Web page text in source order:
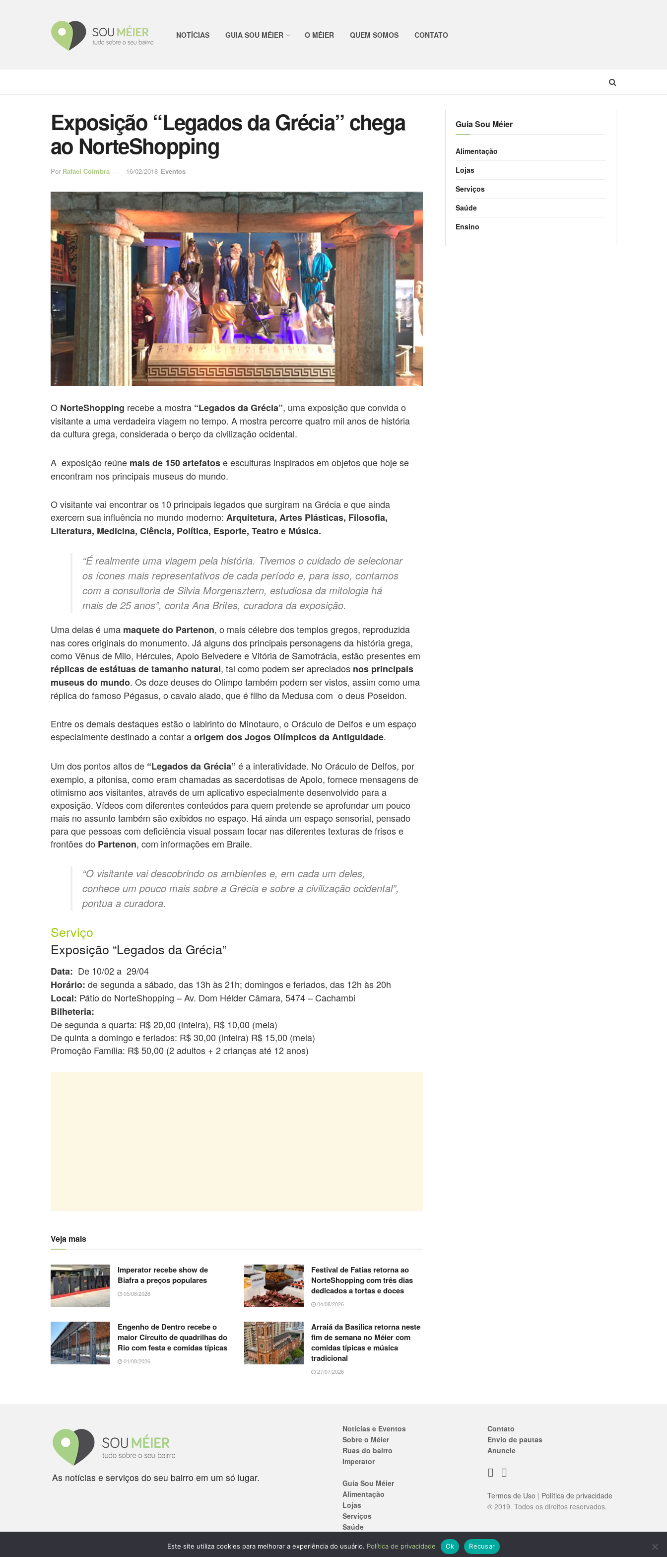
NOTÍCIAS GUIA SOU MÉIER O MÉIER QUEM SOMOS CONTATO
Exposição “Legados da Grécia” chega
ao NorteShopping
Por Rafael Coimbra 16/02/2018 Eventos
O NorteShopping recebe a mostra “Legados da Grécia”, uma exposição que convida o
visitante a uma verdadeira viagem no tempo. A mostra percorre quatro mil anos de história
da cultura grega, considerada o berço da civilização ocidental.
A exposição reúne mais de 150 artefatose esculturas inspirados em objetos que hoje se
encontram nos principais museus do mundo.
O visitante vai encontrar os 10 principais legados que surgiram na Grécia e que ainda
exercem sua influência no mundo moderno: Arquitetura, Artes Plásticas, Filosofia,
Literatura, Medicina, Ciência, Política, Esporte, Teatro e Música.
“É realmente uma viagem pela história. Tivemos o cuidado de selecionar
os ícones mais representativos de cada período e, para isso, contamos
com a consultoria de Silvia Morgensztern, estudiosa da mitologia há
mais de 25 anos”, conta Ana Brites, curadora da exposição.
Uma delas é uma maquete do Partenon, o mais célebre dos templos gregos, reproduzida
nas cores originais do monumento. Já alguns dos principais personagens da história grega,
como Vênus de Milo, Hércules, Apolo Belvedere e Vitória de Samotrácia, estão presentes em
réplicas de estátuas de tamanho natural, tal como podem ser apreciados nos principais
museus do mundo. Os doze deuses do Olimpo também podem ser vistos, assim como uma
réplica do famoso Pégasus, o cavalo alado, que é filho da Medusa com o deus Poseidon.
Entre os demais destaques estão o labirinto do Minotauro, o Oráculo de Delfos e um espaço
especialmente destinado a contar aorigem dos Jogos Olímpicos da Antiguidade.
Um dos pontos altos de “Legados da Grécia” é a interatividade. No Oráculo de Delfos, por
exemplo, a pitonisa, como eram chamadas as sacerdotisas de Apolo, fornece mensagens de
otimismo aos visitantes, através de um aplicativo especialmente desenvolvido para a
exposição. Vídeos com diferentes conteúdos para quem pretende se aprofundar um pouco
mais no assunto também são exibidos no espaço. Há ainda um espaço sensorial, pensado
para que pessoas com deficiência visual possam tocar nas diferentes texturas de frisos e
frontões do Partenon, com informações em Braile.
“O visitante vai descobrindo os ambientes e, em cada um deles,
conhece um pouco mais sobre a Grécia e sobre a civilização ocidental”,
pontua a curadora.
Serviço
Exposição “Legados da Grécia”
Data: De 10/02 a 29/04
Horário: de segunda a sábado, das 13h às 21h; domingos e feriados, das 12h às 20h
Local: Pátio do NorteShopping – Av. Dom Hélder Câmara, 5474 – Cachambi
Bilheteria:
De segunda a quarta: R$ 20,00 (inteira), R$ 10,00 (meia)
De quinta a domingo e feriados: R$ 30,00 (inteira) R$ 15,00 (meia)
Promoção Família: R$ 50,00 (2 adultos + 2 crianças até 12 anos)
Veja mais
Imperator recebe show de
Biafra a preços populares
05/08/2026
Festival de Fatias retorna ao
NorteShopping com três dias
dedicados a tortas e doces
04/08/2026
Engenho de Dentro recebe o
maior Circuito de quadrilhas do
Rio com festa e comidas típicas
01/08/2026
Arraiá da Basílica retorna neste
fim de semana no Méier com
comidas típicas e música
tradicional
27/07/2026
Guia Sou Méier
Alimentação
Lojas
Serviços
Saúde
Ensino
As notícias e serviços do seu bairro em um só lugar.
Notícias e Eventos
Sobre o Méier
Ruas do bairro
Imperator
Guia Sou Méier
Alimentação
Lojas
Serviços
Saúde
Contato
Envio de pautas
Anuncie
Termos de Uso | Política de privacidade
® 2019. Todos os direitos reservados.
Este site utiliza cookies para melhorar a experiência do usuário. Política de privacidade Ok Recusar